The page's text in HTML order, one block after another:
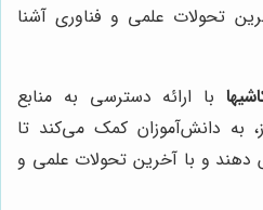
تحولات علمی و فناوری آشنا
با ارائه دسترسی به منابع
به دانش‌آموزان کمک می‌کند تا
دهند و با آخرین تحولات علمی و